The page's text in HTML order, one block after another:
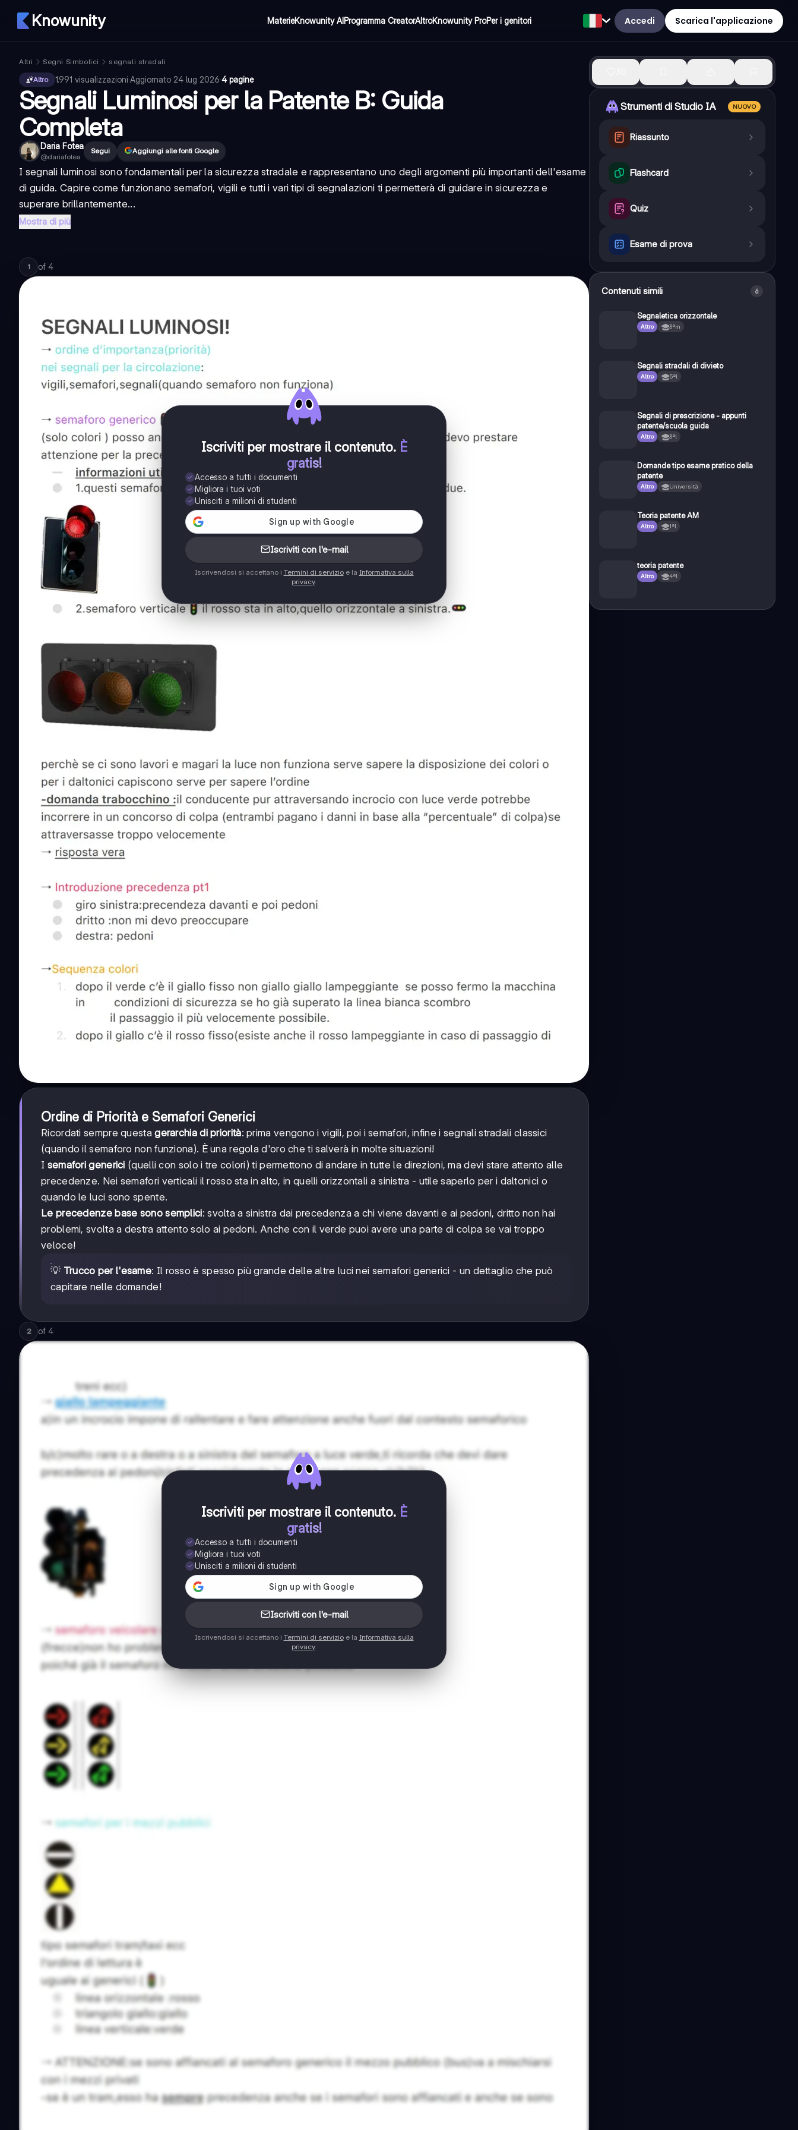
Knowunity MaterieKnowunity AIProgramma CreatorAltroKnowunity ProPer i genitori Accedi Scarica l'applicazione
Altri Segni Simbolici
segnali stradali
Altro
1.991 visualizzazioni·Aggiornato 24 lug 2026·4 pagine
Segnali Luminosi per la Patente B: Guida
Completa
Daria Fotea
@dariafotea
Segui Aggiungi alle fonti Google
I segnali luminosi sono fondamentali per la sicurezza stradale e rappresentano uno degli argomenti più importanti dell'esame
di guida. Capire come funzionano semafori, vigili e tutti i vari tipi di segnalazioni ti permetterà di guidare in sicurezza e
superare brillantemente...
Mostra di più
1 of 4
Iscriviti per mostrare il contenuto. È
gratis!
Accesso a tutti i documenti
Migliora i tuoi voti
Unisciti a milioni di studenti
Iscriviti con l'e-mail
Iscrivendosi si accettano i Termini di servizioe la Informativa sulla
privacy.
Ordine di Priorità e Semafori Generici
Ricordati sempre questagerarchia di priorità: prima vengono i vigili, poi i semafori, infine i segnali stradali classici
(quando il semaforo non funziona). È una regola d'oro che ti salverà in molte situazioni!
I semafori generici (quelli con solo i tre colori) ti permettono di andare in tutte le direzioni, ma devi stare attento alle
precedenze. Nei semafori verticali il rosso sta in alto, in quelli orizzontali a sinistra - utile saperlo per i daltonici o
quando le luci sono spente.
Le precedenze base sono semplici: svolta a sinistra dai precedenza a chi viene davanti e ai pedoni, dritto non hai
problemi, svolta a destra attento solo ai pedoni. Anche con il verde puoi avere una parte di colpa se vai troppo
veloce!
💡 Trucco per l'esame: Il rosso è spesso più grande delle altre luci nei semafori generici - un dettaglio che può
capitare nelle domande!
2 of 4
Iscriviti per mostrare il contenuto. È
gratis!
Accesso a tutti i documenti
Migliora i tuoi voti
Unisciti a milioni di studenti
Iscriviti con l'e-mail
Iscrivendosi si accettano i Termini di servizioe la Informativa sulla
privacy.
Strumenti di Studio IA NUOVO
Riassunto
Flashcard
Quiz
Esame di prova
Contenuti simili 6
Segnaletica orizzontale
Altro 3ªm
Segnali stradali di divieto
Altro 5ªl
Segnali di prescrizione - appunti
patente/scuola guida
Altro 3ªl
Domande tipo esame pratico della
patente
Altro Università
Teoria patente AM
Altro 1ªl
teoria patente
Altro 4ªl